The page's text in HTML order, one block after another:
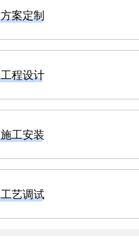
方案定制
工程设计
施工安装
工艺调试